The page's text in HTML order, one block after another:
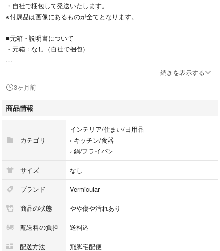
・自社で梱包して発送いたします。
※付属品は画像にあるものが全てとなります。
■元箱・説明書について
・元箱：なし（自社で梱包）
ります。
【N】未使用品
【S】数回使用程度の美品
【B】一般的な使用感のある商品
【C】傷、汚れがあり使用感を感じるUSED品
【D】傷・汚れなどが多く見受けられる難有品
【E】ジャンク品
■発送について
・佐川急便でお支払い確認後、2営業日以内に発送いたします。
※沖縄県及び離島のお客様はゆうパックでの【着払い】となりますので予
■古物商許可証
続きを表示する
3ヶ月前
商品情報
カテゴリ
インテリア/住まい/日用品
› キッチン/食器
› 鍋/フライパン
サイズ なし
ブランド Vermicular
商品の状態 やや傷や汚れあり
配送料の負担 送料込
配送方法 飛脚宅配便